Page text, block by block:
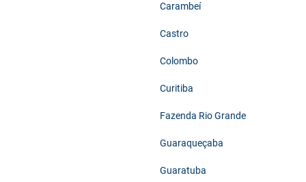
Carambeí
Castro
Colombo
Curitiba
Fazenda Rio Grande
Guaraqueçaba
Guaratuba